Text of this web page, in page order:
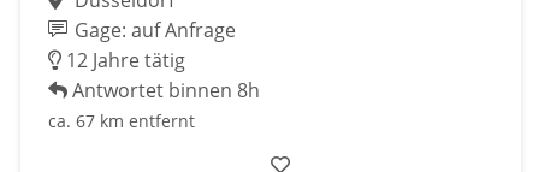
Gage: auf Anfrage
12 Jahre tätig
Antwortet binnen 8h
ca. 67 km entfernt